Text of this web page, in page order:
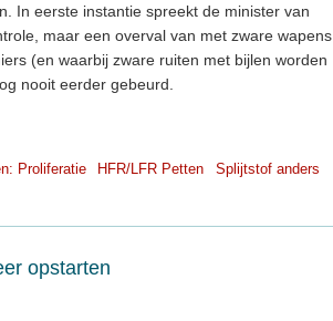
In eerste instantie spreekt de minister van
maar een overval van met zware wapens
(en waarbij zware ruiten met bijlen worden
nooit eerder gebeurd.
Proliferatie HFR/LFR Petten Splijtstof anders
opstarten